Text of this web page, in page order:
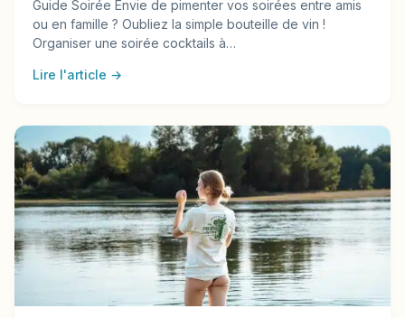
Guide Soirée Envie de pimenter vos soirées entre amis
ou en famille ? Oubliez la simple bouteille de vin !
Organiser une soirée cocktails à…
Lire l'article →